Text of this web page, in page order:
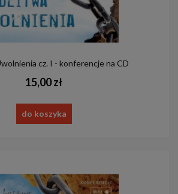
cz. I - konferencje na CD
15,00 zł
do koszyka